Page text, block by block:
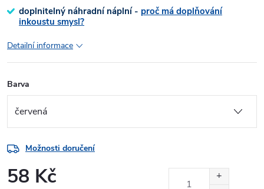
doplnitelný náhradní náplní - proč má doplňování
inkoustu smysl?
Detailní informace
Barva
Možnosti doručení
58 Kč